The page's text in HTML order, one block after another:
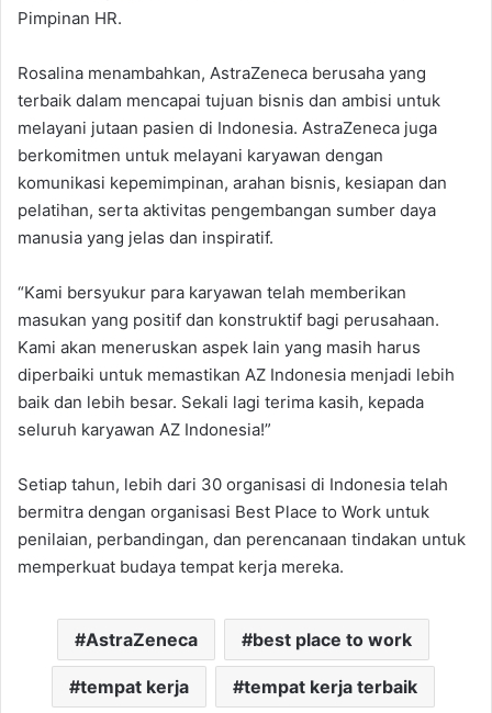
Pimpinan HR.
Rosalina menambahkan, AstraZeneca berusaha yang
terbaik dalam mencapai tujuan bisnis dan ambisi untuk
melayani jutaan pasien di Indonesia. AstraZeneca juga
berkomitmen untuk melayani karyawan dengan
komunikasi kepemimpinan, arahan bisnis, kesiapan dan
pelatihan, serta aktivitas pengembangan sumber daya
manusia yang jelas dan inspiratif.
“Kami bersyukur para karyawan telah memberikan
masukan yang positif dan konstruktif bagi perusahaan.
Kami akan meneruskan aspek lain yang masih harus
diperbaiki untuk memastikan AZ Indonesia menjadi lebih
baik dan lebih besar. Sekali lagi terima kasih, kepada
seluruh karyawan AZ Indonesia!”
Setiap tahun, lebih dari 30 organisasi di Indonesia telah
bermitra dengan organisasi Best Place to Work untuk
penilaian, perbandingan, dan perencanaan tindakan untuk
memperkuat budaya tempat kerja mereka.
AstraZeneca best place to work
tempat kerja tempat kerja terbaik